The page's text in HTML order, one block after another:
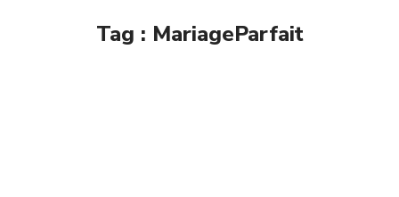
Tag : MariageParfait